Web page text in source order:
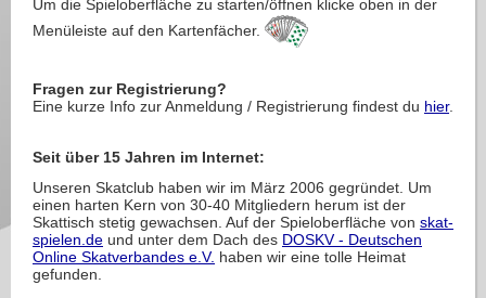
Um die Spieloberfläche zu starten/öffnen klicke oben in der
Menüleiste auf den Kartenfächer.
Fragen zur Registrierung?
Eine kurze Info zur Anmeldung / Registrierung findest du hier.
Seit über 15 Jahren im Internet:
Unseren Skatclub haben wir im März 2006 gegründet. Um
einen harten Kern von 30-40 Mitgliedern herum ist der
Skattisch stetig gewachsen. Auf der Spieloberfläche von skat-
spielen.de und unter dem Dach des DOSKV - Deutschen
Online Skatverbandes e.V. haben wir eine tolle Heimat
gefunden.